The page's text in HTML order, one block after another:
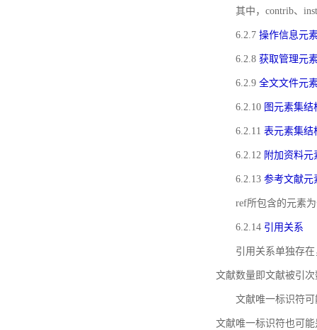
其中，contrib、
6.2.7 操作信息元
6.2.8 获取管理元
6.2.9 全文文件元
6.2.10 图元素集结
6.2.11 表元素集结
6.2.12 附加资料元
6.2.13 参考文献元
ref所包含的元素
6.2.14 引用关系
引用关系单独存
文献数量即文献被引
文献唯一标识符
文献唯一标识符也可